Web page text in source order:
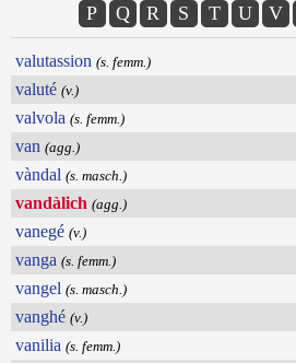
P
Q R S T U V
valutassion (s. femm.)
valuté (v.)
valvola (s. femm.)
van (agg.)
vàndal (s. masch.)
vandàlich (agg.)
vanegé (v.)
vanga (s. femm.)
vangel (s. masch.)
vanghé (v.)
vanilia (s. femm.)